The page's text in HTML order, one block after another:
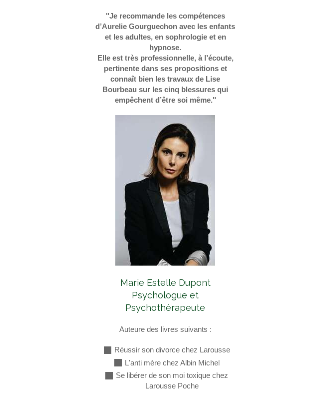
"Je recommande les compétences
d’Aurelie Gourguechon avec les enfants
et les adultes, en sophrologie et en
hypnose.
Elle est très professionnelle, à l’écoute,
pertinente dans ses propositions et
connaît bien les travaux de Lise
Bourbeau sur les cinq blessures qui
empêchent d’être soi même."
Marie Estelle Dupont
Psychologue et
Psychothérapeute
Auteure des livres suivants :
Réussir son divorce chez Larousse
L'anti mère chez Albin Michel
Se libérer de son moi toxique chez
Larousse Poche